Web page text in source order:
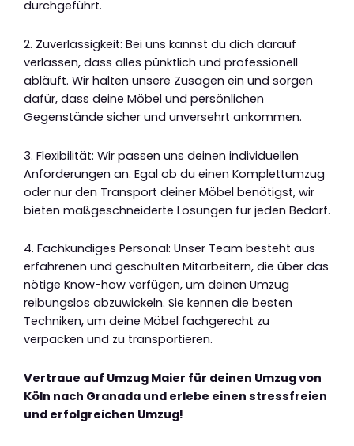
durchgeführt.
2. Zuverlässigkeit: Bei uns kannst du dich darauf
verlassen, dass alles pünktlich und professionell
abläuft. Wir halten unsere Zusagen ein und sorgen
dafür, dass deine Möbel und persönlichen
Gegenstände sicher und unversehrt ankommen.
3. Flexibilität: Wir passen uns deinen individuellen
Anforderungen an. Egal ob du einen Komplettumzug
oder nur den Transport deiner Möbel benötigst, wir
bieten maßgeschneiderte Lösungen für jeden Bedarf.
4. Fachkundiges Personal: Unser Team besteht aus
erfahrenen und geschulten Mitarbeitern, die über das
nötige Know-how verfügen, um deinen Umzug
reibungslos abzuwickeln. Sie kennen die besten
Techniken, um deine Möbel fachgerecht zu
verpacken und zu transportieren.
Vertraue auf Umzug Maier für deinen Umzug von
Köln nach Granada und erlebe einen stressfreien
und erfolgreichen Umzug!